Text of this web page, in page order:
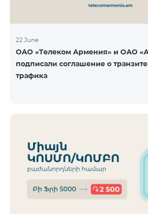
22 June
ОАО «Телеком Армения» и ОАО
подписали соглашение о
трафика